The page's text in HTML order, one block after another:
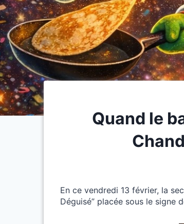
Quand le
En ce vendredi 13 février, la
Déguisé” placée sous le signe